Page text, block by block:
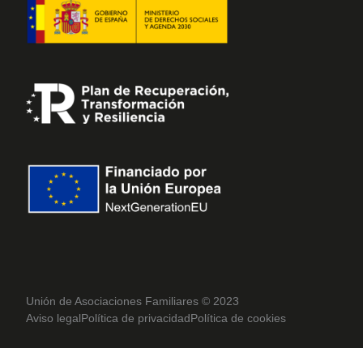
Unión de Asociaciones Familiares © 2023
Aviso legalPolítica de privacidadPolítica de cookies